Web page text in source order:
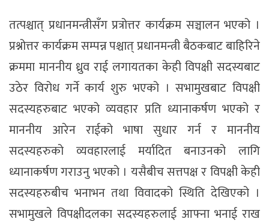
तत्पश्चात् प्रधानमन्त्रीसँग प्रत्रोत्तर कार्यक्रम सञ्चालन भएको ।
प्रश्नोत्तर कार्यक्रम सम्पन्न पश्चात् प्रधानमन्त्री बैठकबाट बाहिरिने
क्रममा माननीय ध्रुव राई लगायतका केही विपक्षी सदस्यबाट
उठेर विरोध गर्ने कार्य शुरु भएको । सभामुखबाट विपक्षी
सदस्यहरुबाट भएको व्यवहार प्रति ध्यानाकर्षण भएको र
माननीय आरेन राईको भाषा सुधार गर्न र माननीय
सदस्यहरुको व्यवहारलाई मर्यादित बनाउनको लागि
ध्यानाकर्षण गराउनु भएको । यसैबीच सत्तपक्ष र विपक्षी केही
सदस्यहरुबीच भनाभन तथा विवादको स्थिति देखिएको ।
सभामुखले विपक्षीदलका सदस्यहरुलाई आफ्ना भनाई राख